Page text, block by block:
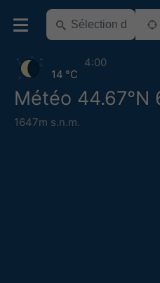
Météo 44.67°N
1647m s.n.m.
14 °C
4:00